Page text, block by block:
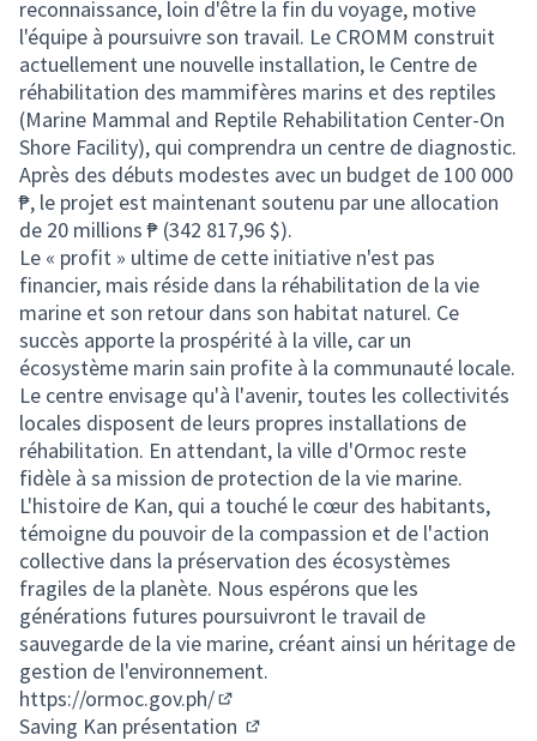
reconnaissance, loin d'être la fin du voyage, motive
l'équipe à poursuivre son travail. Le CROMM construit
actuellement une nouvelle installation, le Centre de
réhabilitation des mammifères marins et des reptiles
(Marine Mammal and Reptile Rehabilitation Center-On
Shore Facility), qui comprendra un centre de diagnostic.
Après des débuts modestes avec un budget de 100 000
₱, le projet est maintenant soutenu par une allocation
de 20 millions ₱ (342 817,96 $).
Le « profit » ultime de cette initiative n'est pas
financier, mais réside dans la réhabilitation de la vie
marine et son retour dans son habitat naturel. Ce
succès apporte la prospérité à la ville, car un
écosystème marin sain profite à la communauté locale.
Le centre envisage qu'à l'avenir, toutes les collectivités
locales disposent de leurs propres installations de
réhabilitation. En attendant, la ville d'Ormoc reste
fidèle à sa mission de protection de la vie marine.
L'histoire de Kan, qui a touché le cœur des habitants,
témoigne du pouvoir de la compassion et de l'action
collective dans la préservation des écosystèmes
fragiles de la planète. Nous espérons que les
générations futures poursuivront le travail de
sauvegarde de la vie marine, créant ainsi un héritage de
gestion de l'environnement.
https://ormoc.gov.ph/
(Lien externe)
Saving Kan présentation